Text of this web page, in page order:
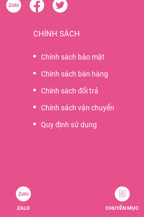
CHÍNH SÁCH
Chính sách bảo mật
Chính sách bán hàng
Chính sách đổi trả
Chính sách vận chuyển
Quy định sử dụng
ZALO CHUYÊN MỤC